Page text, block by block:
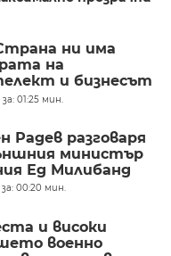
ни има
на
и бизнесът
01:25 мин.
Радев разговаря
министър
Ед Милибанд
00:20 мин.
и високи
военно